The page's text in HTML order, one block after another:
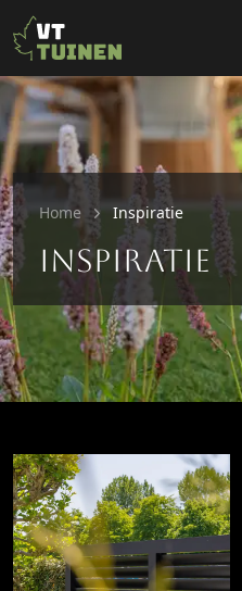
Home Inspiratie
Inspiratie